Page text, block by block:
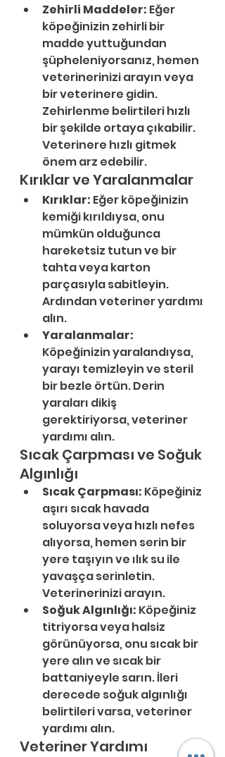
Zehirli Maddeler: Eğer
köpeğinizin zehirli bir
madde yuttuğundan
şüpheleniyorsanız, hemen
veterinerinizi arayın veya
bir veterinere gidin.
Zehirlenme belirtileri hızlı
bir şekilde ortaya çıkabilir.
Veterinere hızlı gitmek
önem arz edebilir.
Kırıklar ve Yaralanmalar
Kırıklar: Eğer köpeğinizin
kemiği kırıldıysa, onu
mümkün olduğunca
hareketsiz tutun ve bir
tahta veya karton
parçasıyla sabitleyin.
Ardından veteriner yardımı
alın.
Yaralanmalar:
Köpeğinizin yaralandıysa,
yarayı temizleyin ve steril
bir bezle örtün. Derin
yaraları dikiş
gerektiriyorsa, veteriner
yardımı alın.
Sıcak Çarpması ve Soğuk
Algınlığı
Sıcak Çarpması: Köpeğiniz
aşırı sıcak havada
soluyorsa veya hızlı nefes
alıyorsa, hemen serin bir
yere taşıyın ve ılık su ile
yavaşça serinletin.
Veterinerinizi arayın.
Soğuk Algınlığı: Köpeğiniz
titriyorsa veya halsiz
görünüyorsa, onu sıcak bir
yere alın ve sıcak bir
battaniyeyle sarın. İleri
derecede soğuk algınlığı
belirtileri varsa, veteriner
yardımı alın.
Veteriner Yardımı